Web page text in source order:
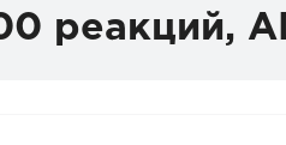
реакций,